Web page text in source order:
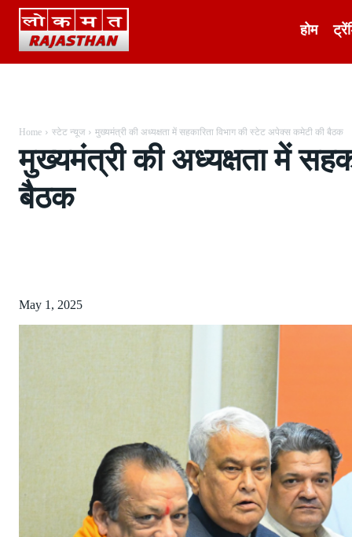
होम
Home स्टेट न्यूज मुख्यमंत्री की अध्यक्षता में सहकारिता विभाग की स्टेट अपेक्स कमेटी की बैठक
मुख्यमंत्री की अध्यक्षता में
बैठक
May 1, 2025